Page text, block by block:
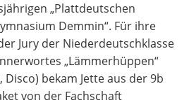
„Plattdeutschen
Demmin“. Für ihre
Jury der Niederdeutschklasse
„Lämmerhüppen“
bekam Jette aus der 9b
von der Fachschaft